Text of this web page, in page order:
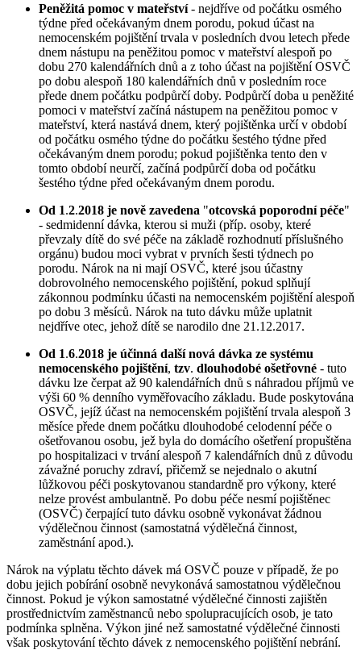
Peněžitá pomoc v mateřství- nejdříve od počátku osmého
týdne před očekávaným dnem porodu, pokud účast na
nemocenském pojištění trvala v posledních dvou letech přede
dnem nástupu na peněžitou pomoc v mateřství alespoň po
dobu 270 kalendářních dnů a z toho účast na pojištění OSVČ
po dobu alespoň 180 kalendářních dnů v posledním roce
přede dnem počátku podpůrčí doby. Podpůrčí doba u peněžité
pomoci v mateřství začíná nástupem na peněžitou pomoc v
mateřství, která nastává dnem, který pojištěnka určí v období
od počátku osmého týdne do počátku šestého týdne před
očekávaným dnem porodu; pokud pojištěnka tento den v
tomto období neurčí, začíná podpůrčí doba od počátku
šestého týdne před očekávaným dnem porodu.
Od 1.2.2018 je nově zavedena "otcovská poporodní péče"
- sedmidenní dávka, kterou si muži (příp. osoby, které
převzaly dítě do své péče na základě rozhodnutí příslušného
orgánu) budou moci vybrat v prvních šesti týdnech po
porodu. Nárok na ni mají OSVČ, které jsou účastny
dobrovolného nemocenského pojištění, pokud splňují
zákonnou podmínku účasti na nemocenském pojištění alespoň
po dobu 3 měsíců. Nárok na tuto dávku může uplatnit
nejdříve otec, jehož dítě se narodilo dne 21.12.2017.
Od 1.6.2018 je účinná další nová dávka ze systému
nemocenského pojištění, tzv. dlouhodobé ošetřovné - tuto
dávku lze čerpat až 90 kalendářních dnů s náhradou příjmů ve
výši 60 % denního vyměřovacího základu. Bude poskytována
OSVČ, jejíž účast na nemocenském pojištění trvala alespoň 3
měsíce přede dnem počátku dlouhodobé celodenní péče o
ošetřovanou osobu, jež byla do domácího ošetření propuštěna
po hospitalizaci v trvání alespoň 7 kalendářních dnů z důvodu
závažné poruchy zdraví, přičemž se nejednalo o akutní
lůžkovou péči poskytovanou standardně pro výkony, které
nelze provést ambulantně. Po dobu péče nesmí pojištěnec
(OSVČ) čerpající tuto dávku osobně vykonávat žádnou
výdělečnou činnost (samostatná výdělečná činnost,
zaměstnání apod.).
Nárok na výplatu těchto dávek má OSVČ pouze v případě, že po
dobu jejich pobírání osobně nevykonává samostatnou výdělečnou
činnost. Pokud je výkon samostatné výdělečné činnosti zajištěn
prostřednictvím zaměstnanců nebo spolupracujících osob, je tato
podmínka splněna. Výkon jiné než samostatné výdělečné činnosti
však poskytování těchto dávek z nemocenského pojištění nebrání.